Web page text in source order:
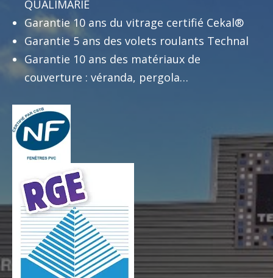
QUALIMARIE
Garantie 10 ans du vitrage certifié Cekal®
Garantie 5 ans des volets roulants Technal
Garantie 10 ans des matériaux de
couverture : véranda, pergola…